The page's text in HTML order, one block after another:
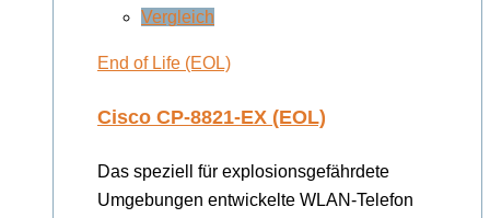
Vergleich
End of Life (EOL)
Cisco CP-8821-EX (EOL)
Das speziell für explosionsgefährdete
Umgebungen entwickelte WLAN-Telefon